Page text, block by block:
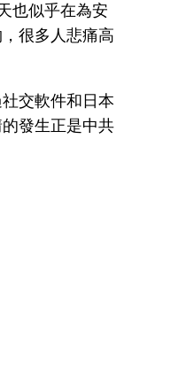
也似乎在為安
很多人悲痛高
交軟件和日本
發生正是中共